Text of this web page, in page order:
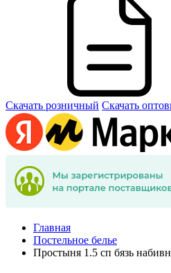
Скачать розничный Скачать
Главная
Постельное белье
Простыня 1.5 сп бязь